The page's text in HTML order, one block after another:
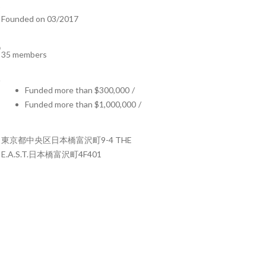
Founded on 03/2017
35 members
Funded more than $300,000 /
Funded more than $1,000,000 /
東京都中央区日本橋富沢町9-4 THE
E.A.S.T.日本橋富沢町4F401